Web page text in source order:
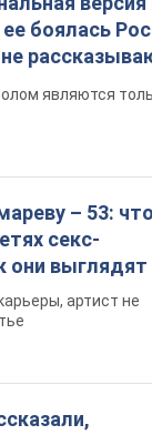
артист не
доллары 1996
обменники и
обменники не